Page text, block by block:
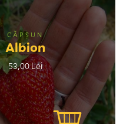
CĂPȘUN
Albion
53,00 Lei